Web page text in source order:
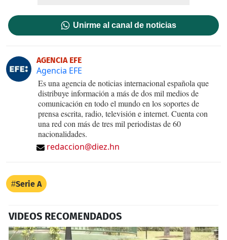
Unirme al canal de noticias
AGENCIA EFE
Agencia EFE
Es una agencia de noticias internacional española que
distribuye información a más de dos mil medios de
comunicación en todo el mundo en los soportes de
prensa escrita, radio, televisión e internet. Cuenta con
una red con más de tres mil periodistas de 60
nacionalidades.
redaccion@diez.hn
Serie A
VIDEOS RECOMENDADOS